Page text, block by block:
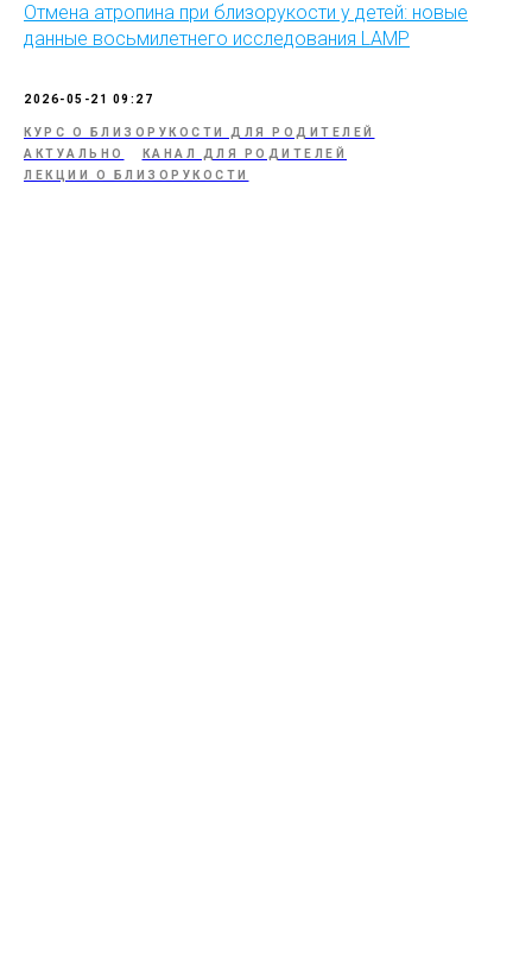
Отмена атропина при близорукости у детей: новые
данные восьмилетнего исследования LAMP
2026-05-21 09:27
КУРС О БЛИЗОРУКОСТИ ДЛЯ РОДИТЕЛЕЙ
АКТУАЛЬНО
КАНАЛ ДЛЯ РОДИТЕЛЕЙ
ЛЕКЦИИ О БЛИЗОРУКОСТИ